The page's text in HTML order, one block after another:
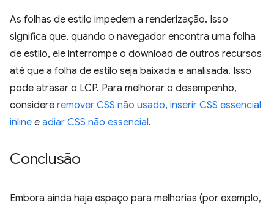
As folhas de estilo impedem a renderização. Isso
significa que, quando o navegador encontra uma folha
de estilo, ele interrompe o download de outros recursos
até que a folha de estilo seja baixada e analisada. Isso
pode atrasar o LCP. Para melhorar o desempenho,
considere remover CSS não usado, inserir CSS essencial
inline e adiar CSS não essencial.
Conclusão
Embora ainda haja espaço para melhorias (por exemplo,